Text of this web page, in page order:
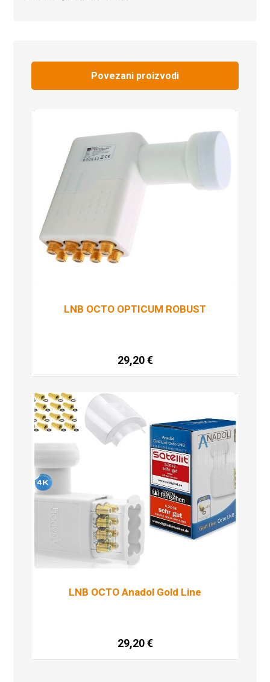
Povezani proizvodi
LNB OCTO OPTICUM ROBUST
29,20€
Dodaj u košaricu
LNB OCTO Anadol Gold Line
29,20€
Dodaj u košaricu